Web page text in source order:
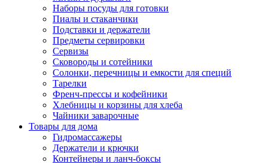
Наборы посуды для готовки
Пиалы и стаканчики
Подставки и держатели
Предметы сервировки
Сервизы
Сковороды и сотейники
Солонки, перечницы и емкости для специй
Тарелки
Френч-прессы и кофейники
Хлебницы и корзины для хлеба
Чайники заварочные
Товары для дома
Гидромассажеры
Держатели и крючки
Контейнеры и ланч-боксы